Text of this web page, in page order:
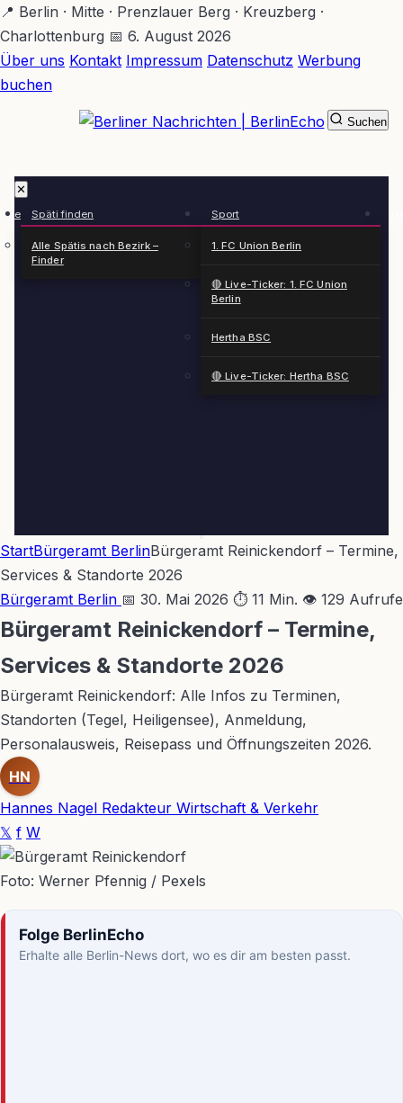
Zum
Hauptinhalt
springen
📍 Berlin · Mitte · Prenzlauer Berg · Kreuzberg ·
Charlottenburg 📅 6. August 2026
Über uns Kontakt Impressum Datenschutz Werbung
buchen
✕
Späti finden
Alle Spätis nach Bezirk –
Finder
Sport
1. FC Union Berlin
🔴 Live-Ticker: 1. FC Union
Berlin
Hertha BSC
🔴 Live-Ticker: Hertha BSC
Suchen
StartBürgeramt BerlinBürgeramt Reinickendorf – Termine,
Services & Standorte 2026
Bürgeramt Berlin 📅 30. Mai 2026 ⏱ 11 Min. 👁 129 Aufrufe
Bürgeramt Reinickendorf – Termine,
Services & Standorte 2026
Bürgeramt Reinickendorf: Alle Infos zu Terminen,
Standorten (Tegel, Heiligensee), Anmeldung,
Personalausweis, Reisepass und Öffnungszeiten 2026.
HN
Hannes Nagel Redakteur Wirtschaft & Verkehr
𝕏 f W
Foto: Werner Pfennig / Pexels
Folge BerlinEcho
Erhalte alle Berlin-News dort, wo es dir am besten passt.